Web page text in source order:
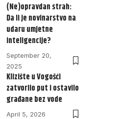
(Ne)opravdan strah:
Da li je novinarstvo na
udaru umjetne
inteligencije?
September 20,
2025
Klizište u Vogošći
zatvorilo put i ostavilo
građane bez vode
April 5, 2026